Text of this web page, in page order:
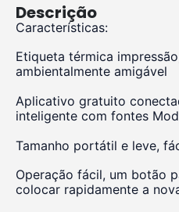
Descrição
Características:
Etiqueta térmica
ambientalmente amigável
Aplicativo gratuito
inteligente com fontes
Tamanho portátil e leve,
Operação fácil, um botão
colocar rapidamente a